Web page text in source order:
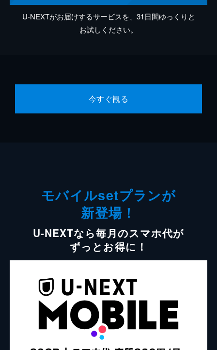
U-NEXTがお届けするサービスを、31日間ゆっくりと
お試しください。
今すぐ観る
モバイルsetプランが
新登場！
U-NEXTなら毎月のスマホ代が
ずっとお得に！